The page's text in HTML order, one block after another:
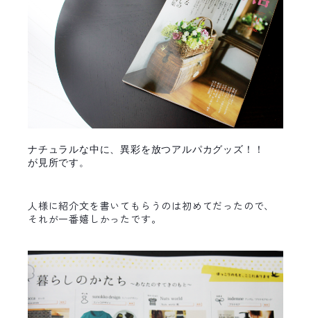
ナチュラルな中に、異彩を放つアルパカグッズ！！
が見所です。
人様に紹介文を書いてもらうのは初めてだったので、
それが一番嬉しかったです。